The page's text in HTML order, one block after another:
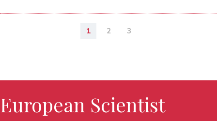
1 2 3
European Scientist